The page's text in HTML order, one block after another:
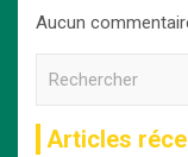
Aucun
Articles